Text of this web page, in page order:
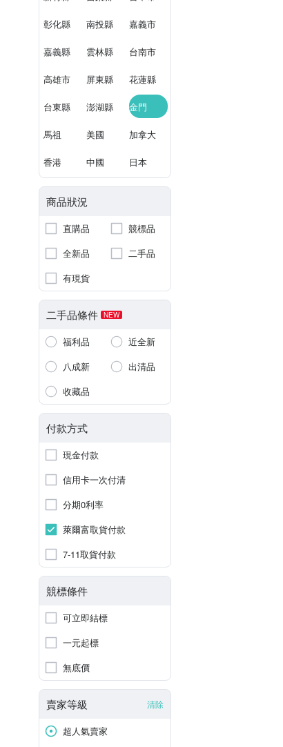
彰化縣 南投縣 嘉義市
嘉義縣 雲林縣 台南市
高雄市 屏東縣 花蓮縣
台東縣 澎湖縣 金門
馬祖 美國 加拿大
香港 中國 日本
商品狀況
直購品
競標品
全新品
二手品
有現貨
二手品條件 NEW
福利品
近全新
八成新
出清品
收藏品
付款方式
現金付款
信用卡一次付清
分期0利率
萊爾富取貨付款
7-11取貨付款
競標條件
可立即結標
一元起標
無底價
賣家等級 清除
超人氣賣家